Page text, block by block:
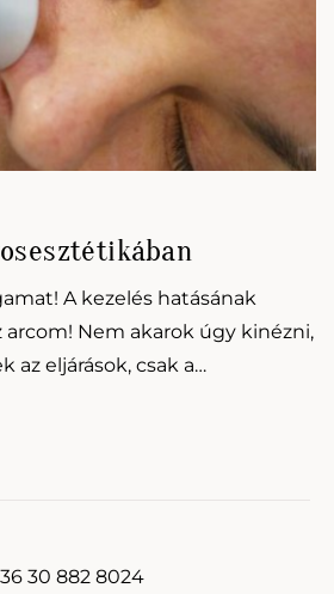
A kezelés hatásának
arcom! Nem akarok úgy kinézni,
az eljárások, csak a
30 882 8024